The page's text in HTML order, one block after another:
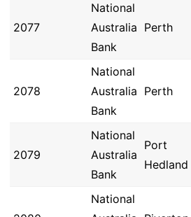
2077
National
Australia
Bank
Perth
2078
National
Australia
Bank
Perth
2079
National
Australia
Bank
Port
Hedland
National